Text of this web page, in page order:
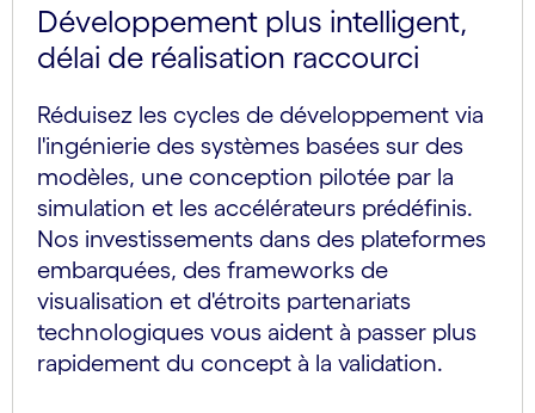
Développement plus intelligent,
délai de réalisation raccourci
Réduisez les cycles de développement via
l'ingénierie des systèmes basées sur des
modèles, une conception pilotée par la
simulation et les accélérateurs prédéfinis.
Nos investissements dans des plateformes
embarquées, des frameworks de
visualisation et d'étroits partenariats
technologiques vous aident à passer plus
rapidement du concept à la validation.